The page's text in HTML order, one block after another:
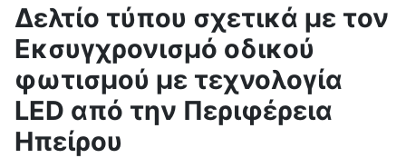
Δελτίο τύπου σχετικά με τον
Εκσυγχρονισμό οδικού
φωτισμού με τεχνολογία
LED από την Περιφέρεια
Ηπείρου